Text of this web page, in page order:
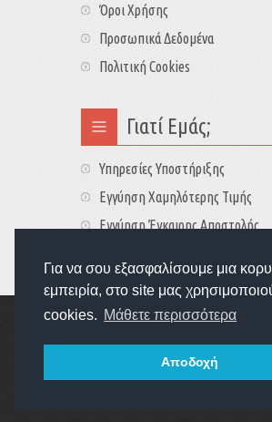
Για να σου εξασφαλίσουμε μια
εμπειρία, στο site μας
cookies. Μάθετε περισσότερα
Αποδοχή
Όροι Χρήσης
Προσωπικά Δεδομένα
Πολιτική Cookies
Γιατί Εμάς;
Υπηρεσίες Υποστήριξης
Εγγύηση Χαμηλότερης Τιμής
Εγγύηση Έγκαιρης Αποστολής
Copyright © 2022
Οι τιμές περιλαμβάνουν ΦΠΑ